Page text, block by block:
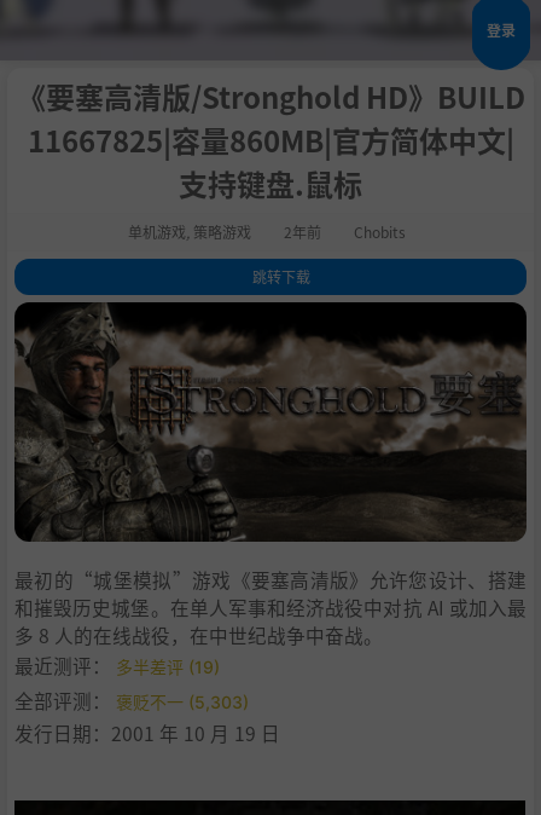
登录
《要塞高清版/Stronghold HD》BUILD
11667825|容量860MB|官方简体中文|
支持键盘.鼠标
单机游戏 策略游戏 2年前 Chobits
跳转下载
1.关于这款游戏
2
Want more? Check out our latest Stronghold game, Stronghold: Warl
ords!
3
系统需求
4
支持作者
5. 学习版下载
最初的“城堡模拟”游戏《要塞高清版》允许您设计、搭建
和摧毁历史城堡。在单人军事和经济战役中对抗 AI 或加入最
多 8 人的在线战役，在中世纪战争中奋战。
最近测评：
多半差评 (19)
全部评测： 褒贬不一 (5,303)
发行日期：2001 年 10 月 19 日